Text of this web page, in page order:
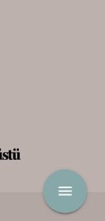
menu